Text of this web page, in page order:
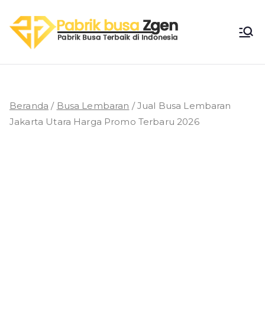
ke
konten
Pabri
Busa
Beranda / Busa Lembaran / Jual Busa Lembaran
Jakarta Utara Harga Promo Terbaru 2026